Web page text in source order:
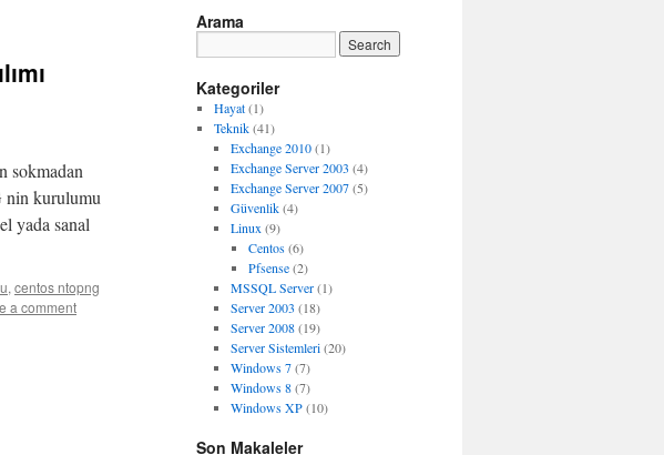
sokmadan
nin kurulumu
yada sanal
, centos ntopng
a comment
Arama
Kategoriler
Hayat(1)
Teknik(41)
Exchange 2010(1)
Exchange Server 2003 (4)
Exchange Server 2007(5)
Güvenlik(4)
Linux (9)
Centos(6)
Pfsense(2)
MSSQL Server(1)
Server 2003 (18)
Server 2008(19)
Server Sistemleri(20)
Windows 7(7)
Windows 8(7)
Windows XP(10)
Son Makaleler